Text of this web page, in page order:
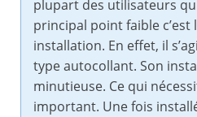
plupart des utilisateurs
principal point faible
installation. En effet, il
type autocollant. Son
minutieuse. Ce qui
important. Une fois